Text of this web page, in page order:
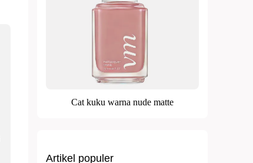
Cat kuku warna nude matte
Artikel populer